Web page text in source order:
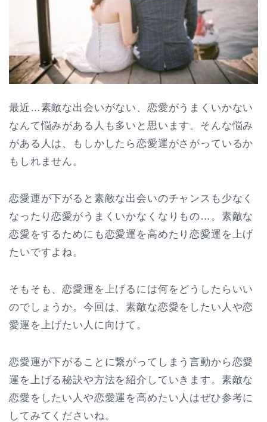
最近…素敵な出会いがない、恋愛がうまくいかない
なんて悩みがある人も多いと思います。そんな悩み
がある人は、もしかしたら恋愛運がさがっているか
もしれません。
恋愛運が下がると素敵な出会いのチャンスも少なく
なったり恋愛がうまくいかなくなりもの…。素敵な
恋愛をするためにも恋愛運を高めたり恋愛運を上げ
たいですよね。
そもそも、恋愛運を上げるには何をどうしたらいい
のでしょうか。今回は、素敵な恋愛をしたい人や恋
愛運を上げたい人に向けて。
恋愛運が下がることに繋がってしまう言動から恋愛
運を上げる秘訣や方法を紹介していきます。素敵な
恋愛をしたい人や恋愛運を高めたい人はぜひ参考に
してみてくださいね。